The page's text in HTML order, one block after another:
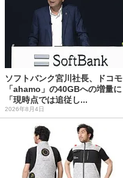
ソフトバンク宮川社長、ドコモ
「ahamo」の40GBへの増量に
「現時点では追従し...
2026年8月4日